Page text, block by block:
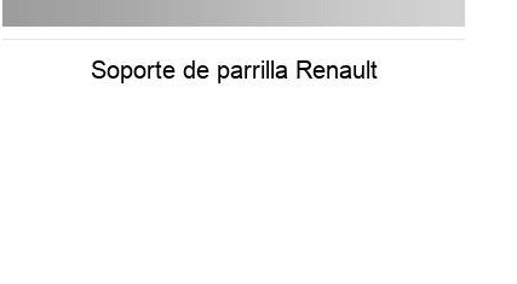
Soporte de parrilla Renault